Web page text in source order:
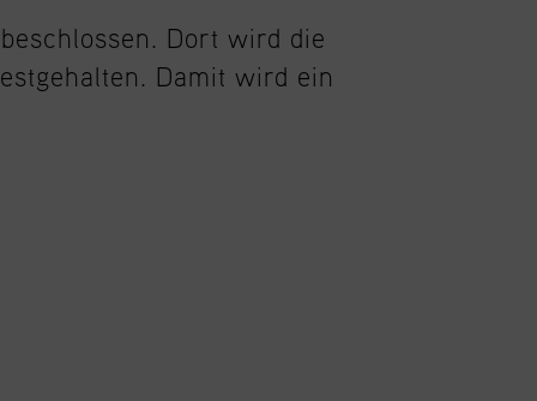
Dort wird die
Damit wird ein